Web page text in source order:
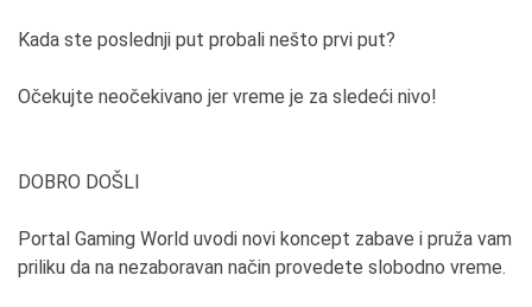
Kada ste poslednji put probali nešto prvi put?
Očekujte neočekivano jer vreme je za sledeći nivo!
DOBRO DOŠLI
Portal Gaming World uvodi novi koncept zabave i pruža vam
priliku da na nezaboravan način provedete slobodno vreme.